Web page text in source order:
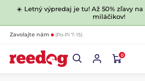
☀️ Letný výpredaj je tu! Až 50% zľavy
miláčikov!
Zavolajte nám (Po-Pi 7-15)
0